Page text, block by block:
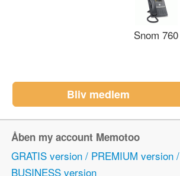
Snom 760
Bliv medlem
Åben my account Memotoo
GRATIS version / PREMIUM version /
BUSINESS version